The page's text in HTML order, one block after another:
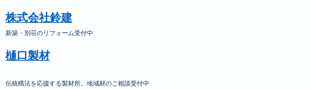
株式会社鈴建
新築・別荘のリフォーム受付中
樋口製材
伝統構法を応援する製材所。地域材のご相談受付中